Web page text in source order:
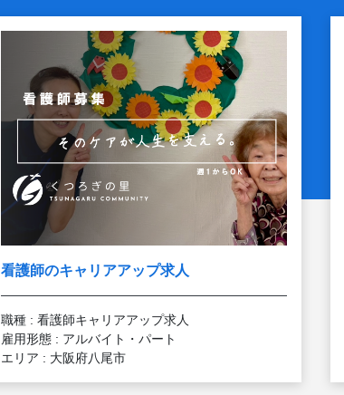
看護師のキャリアアップ求人
職種 : 看護師キャリアアップ求人
雇用形態 : アルバイト・パート
エリア : 大阪府八尾市